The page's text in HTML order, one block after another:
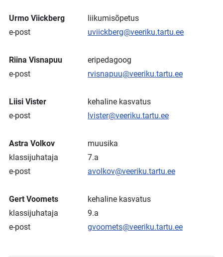
Urmo Viickberg
liikumisõpetus
e-post
uviickberg@veeriku.tartu.ee
Riina Visnapuu
eripedagoog
e-post
rvisnapuu@veeriku.tartu.ee
Liisi Vister
kehaline kasvatus
e-post
lvister@veeriku.tartu.ee
Astra Volkov
muusika
klassijuhataja
7.a
e-post
avolkov@veeriku.tartu.ee
Gert Voomets
kehaline kasvatus
klassijuhataja
9.a
e-post
gvoomets@veeriku.tartu.ee